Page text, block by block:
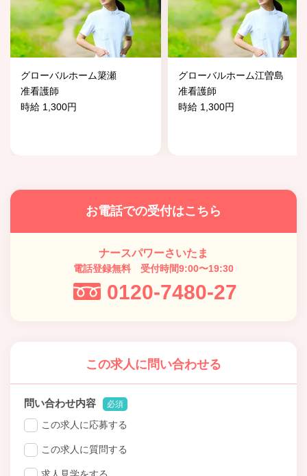
グローバルホーム簗瀬
准看護師
時給 1,300円
グローバルホーム江曽島
准看護師
時給 1,300円
お電話での受付はこちら
ナースパワーさいたま
電話登録無料 受付時間9:00〜19:30
0120-7480-27
この求人に問い合わせる
問い合わせ内容 必須
この求人に応募する
この求人に質問する